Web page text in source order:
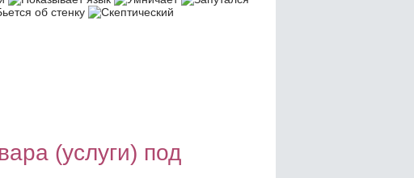
(услуги) под